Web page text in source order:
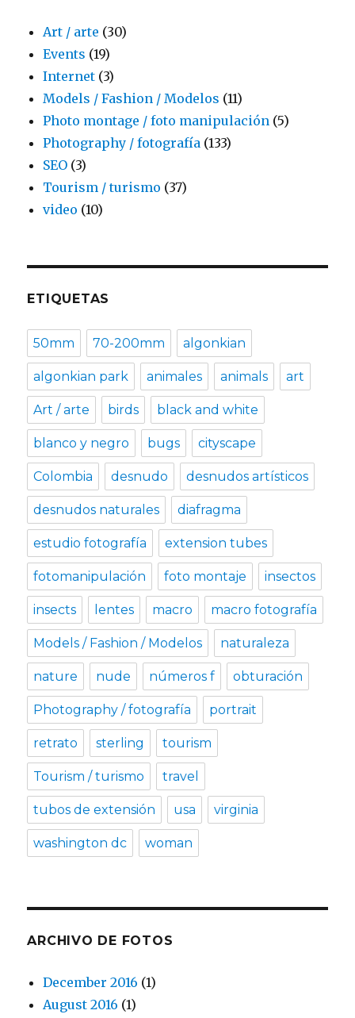
Art / arte (30)
Events (19)
Internet (3)
Models / Fashion / Modelos (11)
Photo montage / foto manipulación (5)
Photography / fotografía (133)
SEO (3)
Tourism / turismo (37)
video (10)
ETIQUETAS
50mm 70-200mm algonkian
algonkian park animales animals art
Art / arte birds black and white
blanco y negro bugs cityscape
Colombia desnudo desnudos artísticos
desnudos naturales diafragma
estudio fotografía extension tubes
fotomanipulación foto montaje insectos
insects lentes macro macro fotografía
Models / Fashion / Modelos naturaleza
nature nude números f obturación
Photography / fotografía portrait
retrato sterling tourism
Tourism / turismo travel
tubos de extensión usa virginia
washington dc woman
ARCHIVO DE FOTOS
December 2016 (1)
August 2016 (1)